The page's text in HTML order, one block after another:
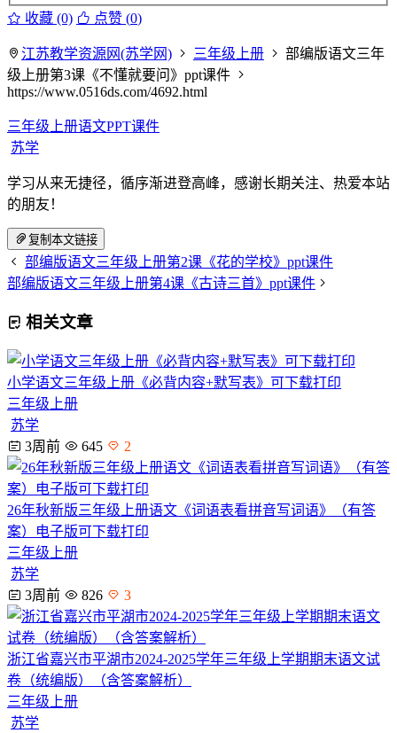
收藏 (0) 点赞 (0)
江苏教学资源网(苏学网) 三年级上册
部编版语文三年
级上册第3课《不懂就要问》ppt课件
https://www.0516ds.com/4692.html
三年级上册语文PPT课件
苏学
学习从来无捷径，循序渐进登高峰，感谢长期关注、热爱本站
的朋友！
复制本文链接
部编版语文三年级上册第2课《花的学校》ppt课件
部编版语文三年级上册第4课《古诗三首》ppt课件
相关文章
小学语文三年级上册《必背内容+默写表》可下载打印
三年级上册
苏学
3周前
645 2
26年秋新版三年级上册语文《词语表看拼音写词语》（有答
案）电子版可下载打印
三年级上册
苏学
3周前
826 3
浙江省嘉兴市平湖市2024-2025学年三年级上学期期末语文试
卷（统编版）（含答案解析）
三年级上册
苏学